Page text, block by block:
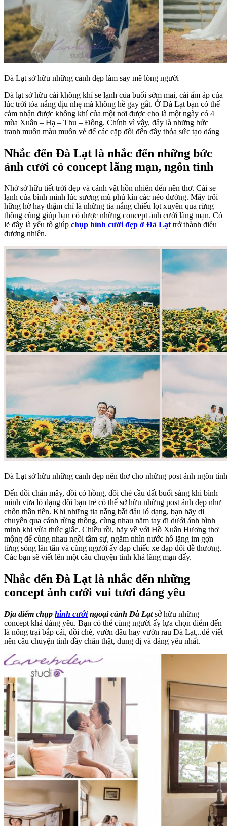
Đà Lạt sở hữu những cảnh đẹp làm say mê lòng người
Đà lạt sở hữu cái không khí se lạnh của buổi sớm mai, cái ấm áp của
lúc trời tỏa nắng dịu nhẹ mà không hề gay gắt. Ở Đà Lạt bạn có thể
cảm nhận được không khí của một nơi được cho là một ngày có 4
mùa Xuân – Hạ – Thu – Đông. Chính vì vậy, đây là những bức
tranh muôn màu muôn vẻ để các cặp đôi đến đây thỏa sức tạo dáng
Nhắc đến Đà Lạt là nhắc đến những bức
ảnh cưới có concept lãng mạn, ngôn tình
Nhờ sở hữu tiết trời đẹp và cảnh vật hồn nhiên đến nên thơ. Cái se
lạnh của bình minh lúc sương mù phủ kín các nẻo đường. Mây trôi
hững hờ hay thậm chí là những tia nắng chiếu lọt xuyên qua rừng
thông cũng giúp bạn có được những concept ảnh cưới lãng mạn. Có
lẽ đây là yếu tố giúp chụp hình cưới đẹp ở Đà Lạttrở thành điều
đương nhiên.
Đà Lạt sở hữu những cảnh đẹp nên thơ cho những post ảnh ngôn
Đến đồi chân mây, đồi cỏ hồng, đồi chè cầu đất buổi sáng khi bình
minh vừa ló dạng đôi bạn trẻ có thể sở hữu những post ảnh đẹp như
chốn thần tiên. Khi những tia nắng bắt đầu ló dạng, bạn hãy di
chuyển qua cánh rừng thông, cùng nhau nắm tay đi dưới ánh bình
minh khi vừa thức giấc. Chiều rồi, hãy về với Hồ Xuân Hương thơ
mộng để cùng nhau ngồi tâm sự, ngắm nhìn nước hồ lặng im gợn
từng sóng lăn tăn và cùng người ấy đạp chiếc xe đạp đôi dễ thương.
Các bạn sẽ viết lên một câu chuyện tình khá lãng mạn đấy.
Nhắc đến Đà Lạt là nhắc đến những
concept ảnh cưới vui tươi đáng yêu
Địa điểm chụp hình cướingoại cảnh Đà Lạtsở hữu những
concept khá đáng yêu. Bạn có thể cùng người ấy lựa chọn điểm đến
là nông trại bắp cải, đồi chè, vườn dâu hay vườn rau Đà Lạt,..để viết
nên câu chuyện tình đầy chân thật, dung dị và đáng yêu nhất.